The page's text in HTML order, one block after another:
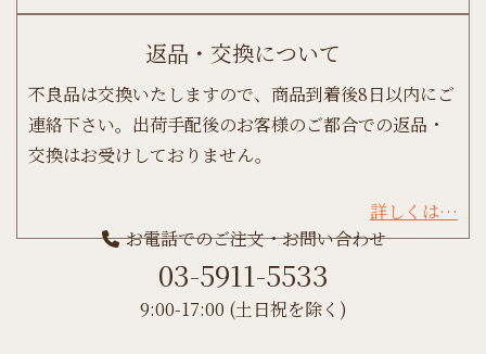
返品・交換について
不良品は交換いたしますので、商品到着後8日以内にご
連絡下さい。出荷手配後のお客様のご都合での返品・
交換はお受けしておりません。
詳しくは…
お電話でのご注文・お問い合わせ
03-5911-5533
9:00-17:00 (土日祝を除く)